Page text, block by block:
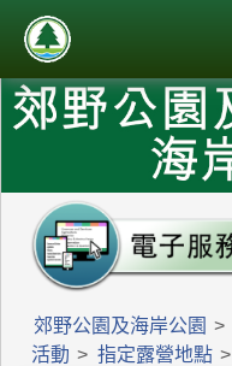
郊野公園及海岸公園 >
活動 > 指定露營地點 >